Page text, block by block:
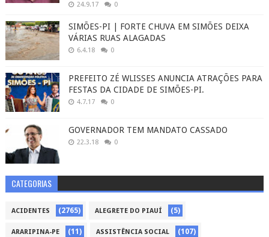
24.9.17 0
SIMÕES-PI | FORTE CHUVA EM SIMÕES DEIXA
VÁRIAS RUAS ALAGADAS
6.4.18 0
PREFEITO ZÉ WLISSES ANUNCIA ATRAÇÕES PARA
FESTAS DA CIDADE DE SIMÕES-PI.
4.7.17 0
GOVERNADOR TEM MANDATO CASSADO
22.3.18 0
CATEGORIAS
ACIDENTES (2765) ALEGRETE DO PIAUÍ (5)
ARARIPINA-PE (11) ASSISTÊNCIA SOCIAL (107)